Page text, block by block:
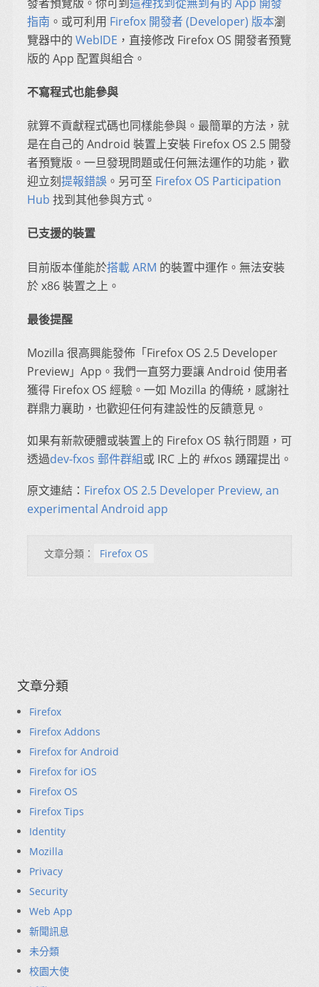
指南 。或可利用 Firefox 開發者 (Developer) 版本瀏
覽器中的 WebIDE ，直接修改 Firefox OS 開發者預覽
版的 App 配置與組合。
不寫程式也能參與
就算不貢獻程式碼也同樣能參與。最簡單的方法，就
是在自己的 Android 裝置上安裝 Firefox OS 2.5 開發
者預覽版。一旦發現問題或任何無法運作的功能，歡
迎立刻提報錯誤 。另可至 Firefox OS Participation
Hub 找到其他參與方式。
已支援的裝置
目前版本僅能於搭載 ARM 的裝置中運作。無法安裝
於 x86 裝置之上。
最後提醒
Mozilla 很高興能發佈「Firefox OS 2.5 Developer
Preview」App。我們一直努力要讓 Android 使用者
獲得 Firefox OS 經驗。一如 Mozilla 的傳統，感謝社
群鼎力襄助，也歡迎任何有建設性的反饋意見。
如果有新款硬體或裝置上的 Firefox OS 執行問題，可
透過dev-fxos 郵件群組或 IRC 上的 #fxos 踴躍提出。
原文連結： Firefox OS 2.5 Developer Preview, an
experimental Android app
文章分類： Firefox OS
文章分類
Firefox
Firefox Addons
Firefox for Android
Firefox for iOS
Firefox OS
Firefox Tips
Identity
Mozilla
Privacy
Security
Web App
新聞訊息
未分類
校園大使